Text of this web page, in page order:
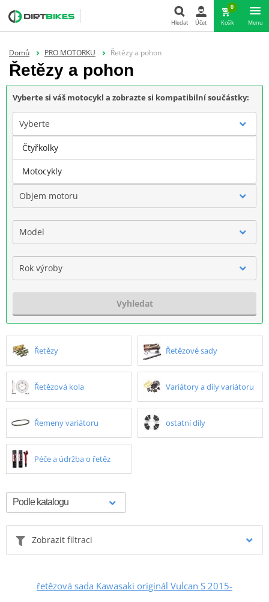
Hledat Účet
0
Košík Menu
Domů PRO MOTORKU Řetězy a pohon
Řetězy a pohon
Vyberte si váš motocykl a zobrazte si kompatibilní součástky:
Vyberte
Značka
Objem motoru
Model
Rok výroby
Vyhledat
Řetězy Řetězové sady
Řetězová kola Variátory a díly variátoru
Řemeny variátoru ostatní díly
Péče a údržba o řetěz
Zobrazit filtraci
řetězová sada Kawasaki originál Vulcan S 2015-
Čtyřkolky
Motocykly